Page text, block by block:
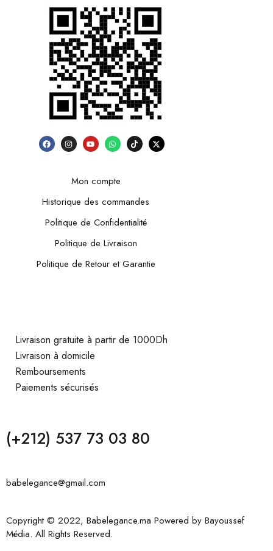
Mon compte
Historique des commandes
Politique de Confidentialité
Politique de Livraison
Politique de Retour et Garantie
Livraison gratuite à partir de 1000Dh
Livraison à domicile
Remboursements
Paiements sécurisés
(+212) 537 73 03 80
babelegance@gmail.com
Copyright © 2022, Babelegance.ma Powered by Bayoussef
Média. All Rights Reserved.